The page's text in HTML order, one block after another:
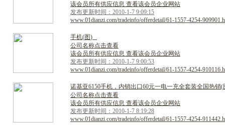
该会员所有供应信息 查看该会员企业网站
发布更新时间：2010-1-7 9:09:15
www.01dianzi.com/tradeinfo/offerdetail/61-1557-4254-
手机(图)
公司名称点击查看
该会员所有供应信息 查看该会员企业网站
发布更新时间：2010-1-7 9:00:53
www.01dianzi.com/tradeinfo/offerdetail/61-1557-4254-
诺基亚6150手机 ， 内销出 口60元一电一充全套装全国热销(
公司名称点击查看
该会员所有供应信息 查看该会员企业网站
发布更新时间：2010-1-7 8:19:28
www.01dianzi.com/tradeinfo/offerdetail/61-1557-4254-